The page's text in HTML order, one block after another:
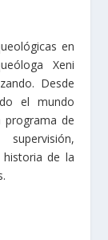
en
Xeni
Desde
el mundo
programa de
de la